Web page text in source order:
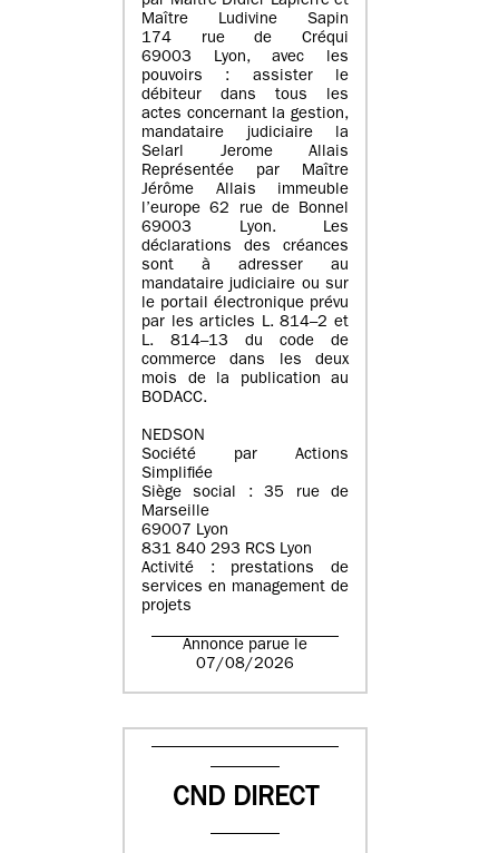
Maître Ludivine Sapin
174 rue de Créqui
69003 Lyon, avec les
pouvoirs : assister le
débiteur dans tous les
actes concernant la gestion,
mandataire judiciaire la
Selarl Jerome Allais
Représentée par Maître
Jérôme Allais immeuble
l’europe 62 rue de Bonnel
69003 Lyon. Les
déclarations des créances
sont à adresser au
mandataire judiciaire ou sur
le portail électronique prévu
par les articles L. 814–2 et
L. 814–13 du code de
commerce dans les deux
mois de la publication au
BODACC.
NEDSON
Société par Actions
Simplifiée
Siège social : 35 rue de
Marseille
69007 Lyon
831 840 293 RCS Lyon
Activité : prestations de
services en management de
projets
Annonce parue le
07/08/2026
CND DIRECT